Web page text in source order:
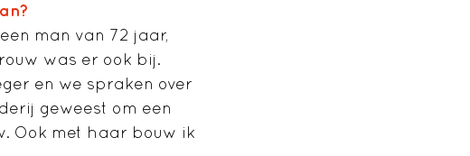
man van 72 jaar,
was er ook bij.
en we spraken over
geweest om een
Ook met haar bouw ik